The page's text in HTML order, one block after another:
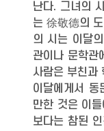
난다. 그녀의
는 徐敬德의
의 시는 이달
관이나 문학관
사람은 부친과
이달에게서 동
만한 것은 이
보다는 참된